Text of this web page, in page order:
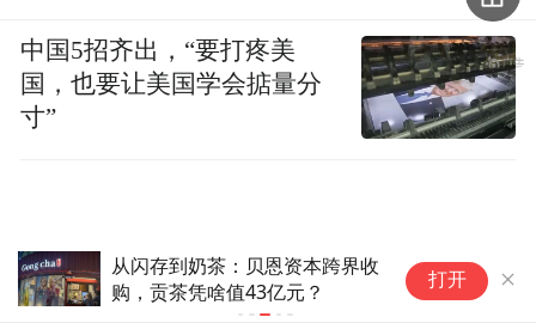
空客笑、波音哭，背后是全球航
空业的交付“大堵车”
打开
中国5招齐出，“要打疼美
国，也要让美国学会掂量分
寸”